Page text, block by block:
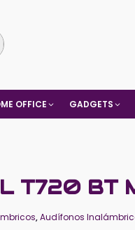
OFFICE GADGETS
T720 BT
,Audífonos